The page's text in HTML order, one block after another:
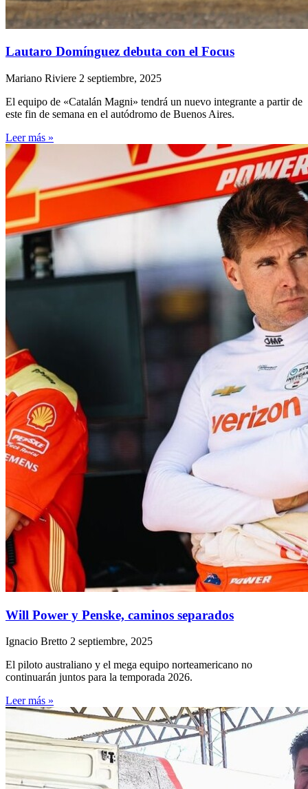
Lautaro Domínguez debuta con el Focus
Mariano Riviere 2 septiembre, 2025
El equipo de «Catalán Magni» tendrá un nuevo integrante a partir de
este fin de semana en el autódromo de Buenos Aires.
Leer más »
Will Power y Penske, caminos separados
Ignacio Bretto 2 septiembre, 2025
El piloto australiano y el mega equipo norteamericano no
continuarán juntos para la temporada 2026.
Leer más »